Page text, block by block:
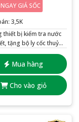
Mua hàng
Cho vào giỏ
GIÁ SỐC
3,5K
thiết bị kiểm tra nước
tặng bộ ly cốc thuỷ